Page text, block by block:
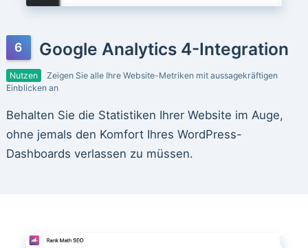
Google Analytics 4-Integration
Nutzen
Zeigen Sie alle Ihre Website-Metriken mit aussagekräftigen
Einblicken an
Behalten Sie die Statistiken Ihrer Website im Auge,
ohne jemals den Komfort Ihres WordPress-
Dashboards verlassen zu müssen.